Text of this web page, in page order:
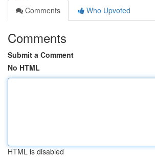
Comments
Who Upvoted
Comments
Submit a Comment
No HTML
HTML is disabled